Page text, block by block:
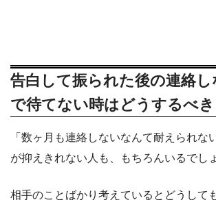
告白して振られた後の連絡し
で待てない時はどうするべき
「数ヶ月も連絡しないなんて耐えられな
が抑えきれない人も、もちろんいるでし
相手のことばかり考えているとどうして